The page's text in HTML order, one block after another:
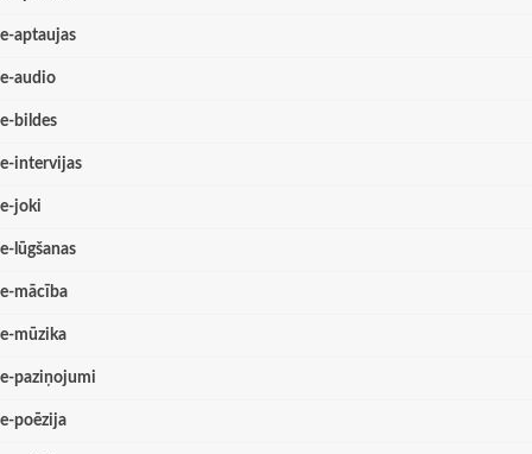
e-aptaujas
e-audio
e-bildes
e-intervijas
e-joki
e-lūgšanas
e-mācība
e-mūzika
e-paziņojumi
e-poēzija